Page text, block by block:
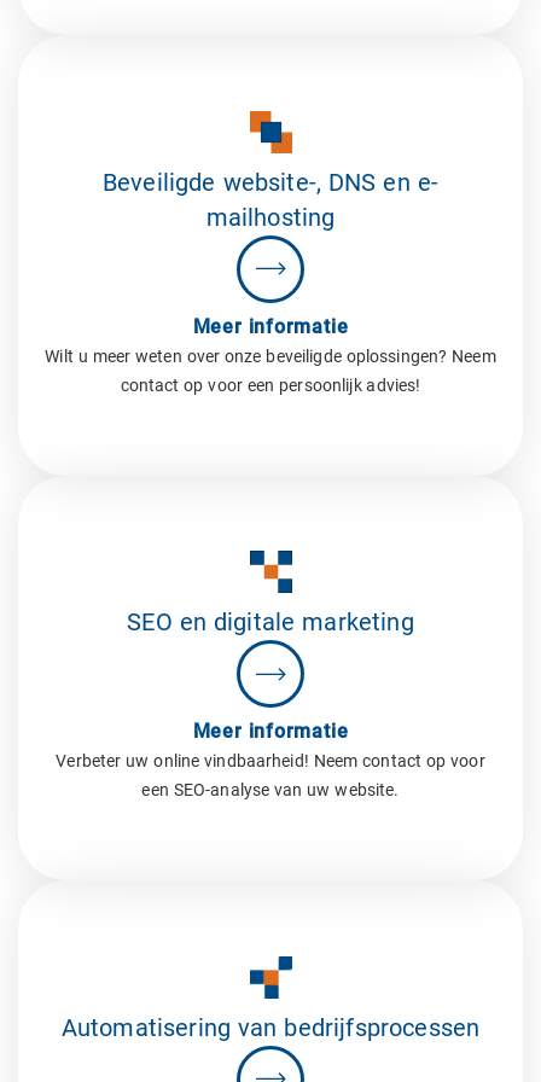
Beveiligde website-, DNS en e-
mailhosting
Meer informatie
Wilt u meer weten over onze beveiligde oplossingen? Neem
contact op voor een persoonlijk advies!
SEO en digitale marketing
Meer informatie
Verbeter uw online vindbaarheid! Neem contact op voor
een SEO-analyse van uw website.
Automatisering van bedrijfsprocessen​